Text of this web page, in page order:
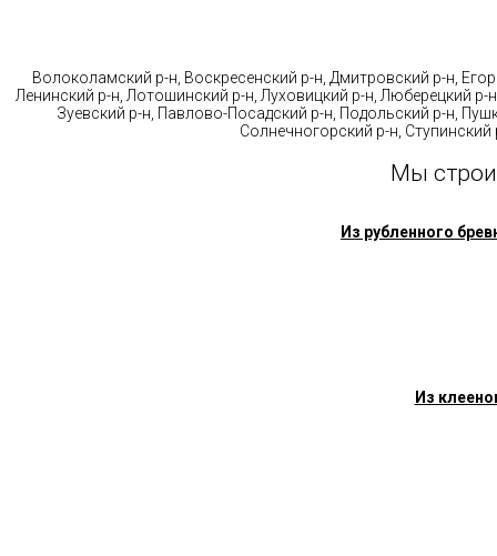
Волоколамский р-н, Воскресенский р-н, Дмитровский р-н,
Ленинский р-н, Лотошинский р-н, Луховицкий р-н, Люберецкий
Зуевский р-н, Павлово-Посадский р-н, Подольский р-н,
Солнечногорский р-н,
Мы
Из рубленного
Из